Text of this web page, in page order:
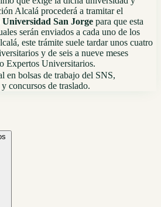
Alcalá procederá a tramitar el
Universidad San Jorge para que esta
serán enviados a cada uno de los
este trámite suele tardar unos cuatro
y de seis a nueve meses
Expertos Universitarios.
en bolsas de trabajo del SNS,
concursos de traslado.